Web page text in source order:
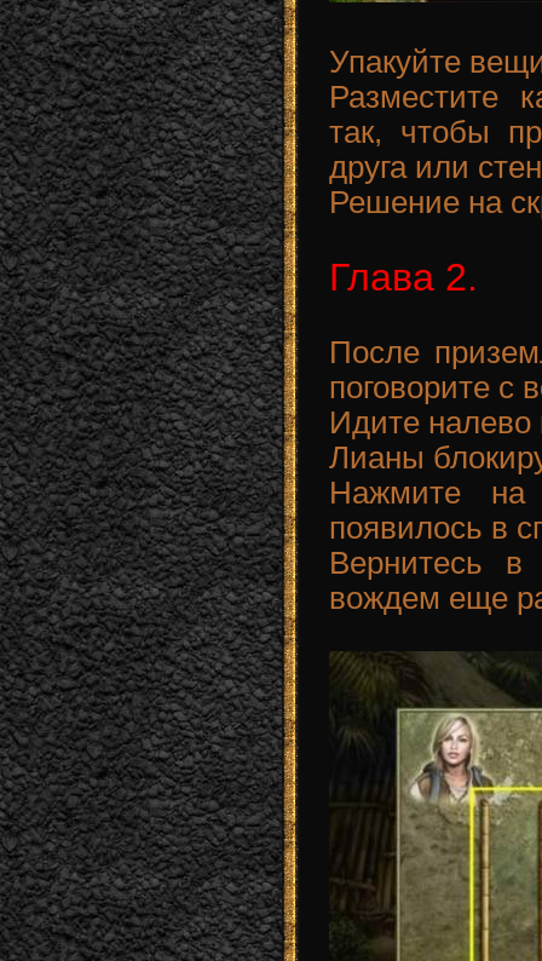
Упакуйте
Разместите
так, чтобы
друга или
Решение на
Глава 2.
После
поговорите с
Идите налево
Лианы
Нажмите
появилось в
Вернитесь
вождем еще